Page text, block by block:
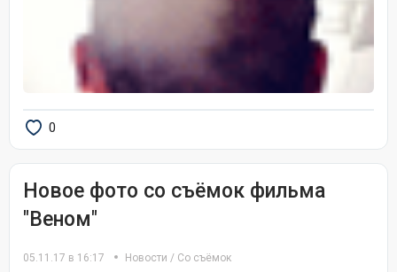
0
Новое фото со съёмок фильма
"Веном"
05.11.17 в 16:17 Новости / Со съёмок